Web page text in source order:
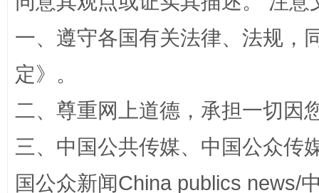
全民健身五年计划来了！等你上场
一、遵守各国有关法律、法规，
定》。
二、尊重网上道德，承担一切因
三、中国公共传媒、中国公众传
国公众新闻China publics news/